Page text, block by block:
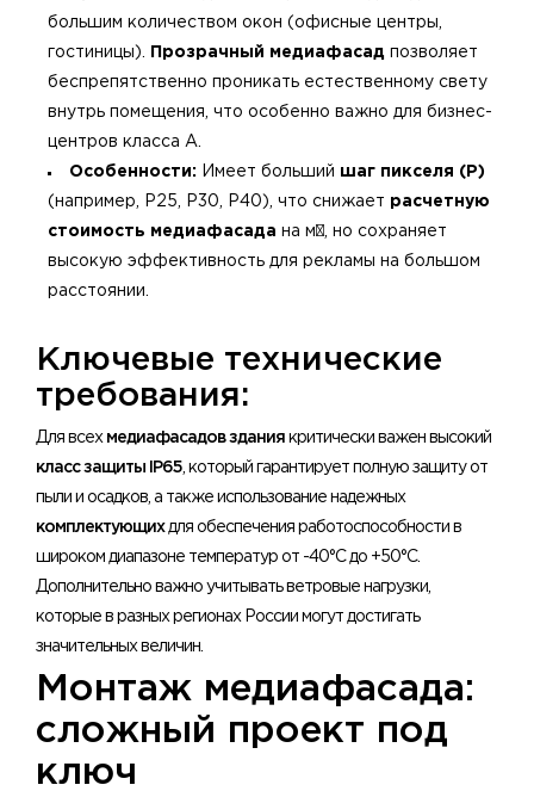
большим количеством окон (офисные центры,
гостиницы). Прозрачный медиафасад позволяет
беспрепятственно проникать естественному свету
внутрь помещения, что особенно важно для бизнес-
центров класса А.
Особенности: Имеет больший шаг пикселя (P)
(например, P25, P30, P40), что снижает расчетную
стоимость медиафасада на м², но сохраняет
высокую эффективность для рекламы на большом
расстоянии.
​Ключевые технические
требования:
Для всех медиафасадов здания критически важен высокий
класс защиты IP65 , который гарантирует полную защиту от
пыли и осадков, а также использование надежных
комплектующихдля обеспечения работоспособности в
широком диапазоне температур от -40°C до +50°C.
Дополнительно важно учитывать ветровые нагрузки,
которые в разных регионах России могут достигать
значительных величин.
Монтаж медиафасада:
сложный проект под
ключ